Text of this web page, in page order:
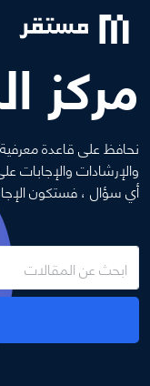
مركز
نحافظ على قاعدة معرفية
والإرشادات والإجابات
أي سؤال ، فستكون